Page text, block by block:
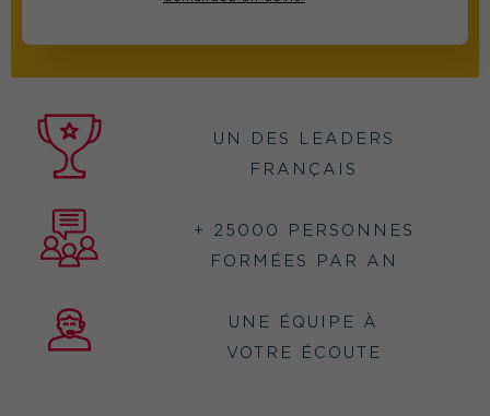
UN DES LEADERS
FRANÇAIS
+ 25000 PERSONNES
FORMÉES PAR AN
UNE ÉQUIPE À
VOTRE ÉCOUTE